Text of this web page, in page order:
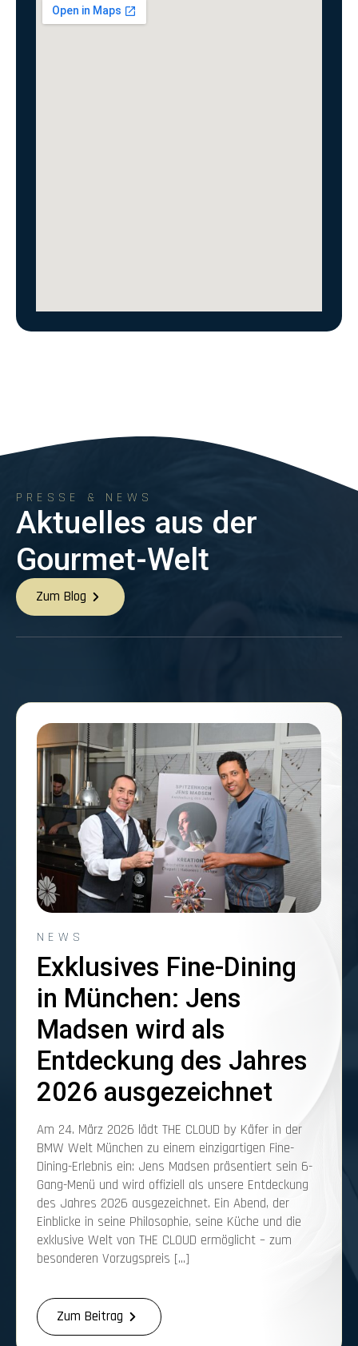
PRESSE & NEWS
Aktuelles aus der
Gourmet-Welt
Zum Blog
NEWS
Exklusives Fine-Dining
in München: Jens
Madsen wird als
Entdeckung des Jahres
2026 ausgezeichnet
Am 24. März 2026 lädt THE CLOUD by Käfer in der
BMW Welt München zu einem einzigartigen Fine-
Dining-Erlebnis ein: Jens Madsen präsentiert sein 6-
Gang-Menü und wird offiziell als unsere Entdeckung
des Jahres 2026 ausgezeichnet. Ein Abend, der
Einblicke in seine Philosophie, seine Küche und die
exklusive Welt von THE CLOUD ermöglicht – zum
besonderen Vorzugspreis […]
Zum Beitrag